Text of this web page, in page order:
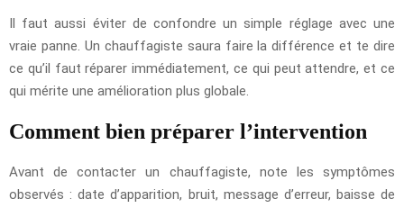
Il faut aussi éviter de confondre un simple réglage avec une
vraie panne. Un chauffagiste saura faire la différence et te dire
ce qu’il faut réparer immédiatement, ce qui peut attendre, et ce
qui mérite une amélioration plus globale.
Comment bien préparer l’intervention
Avant de contacter un chauffagiste, note les symptômes
observés : date d’apparition, bruit, message d’erreur, baisse de